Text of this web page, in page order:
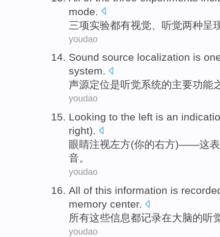
mode
三项实验都有视觉 听觉两种呈
youdao
Sound source localization is
system.
声源定位是听觉系统的主要功能
youdao
Looking to the left is an
right).
眼睛注视左方(你的右方)——这
音。
youdao
All of this information is
memory center.
所有这些信息都记录在大脑的听
youdao